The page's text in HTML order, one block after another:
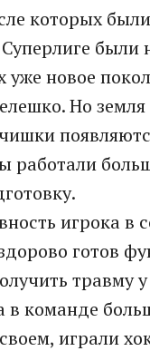
которых
были
новое
Но земля
игрока в
готов
травму
в команде
играли